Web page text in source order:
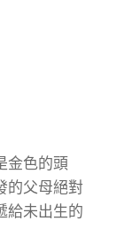
金色的頭
的父母絕對
給未出生的